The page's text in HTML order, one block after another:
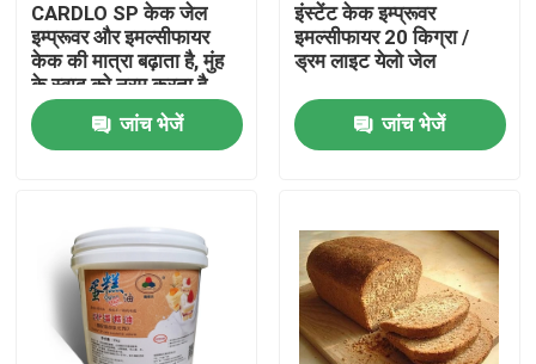
कारखाना भ्रमण
गुणवत्ता नियंत्रण
समाचार
एक उद्धरण का अनुरोध करें
CARDLO SP केक जेल
इम्प्रूवर और इमल्सीफायर
केक की मात्रा बढ़ाता है, मुंह
के स्वाद को नरम करता है
जांच भेजें
इंस्टेंट केक इम्प्रूवर
इमल्सीफायर 20 किग्रा /
ड्रम लाइट येलो जेल
जांच भेजें